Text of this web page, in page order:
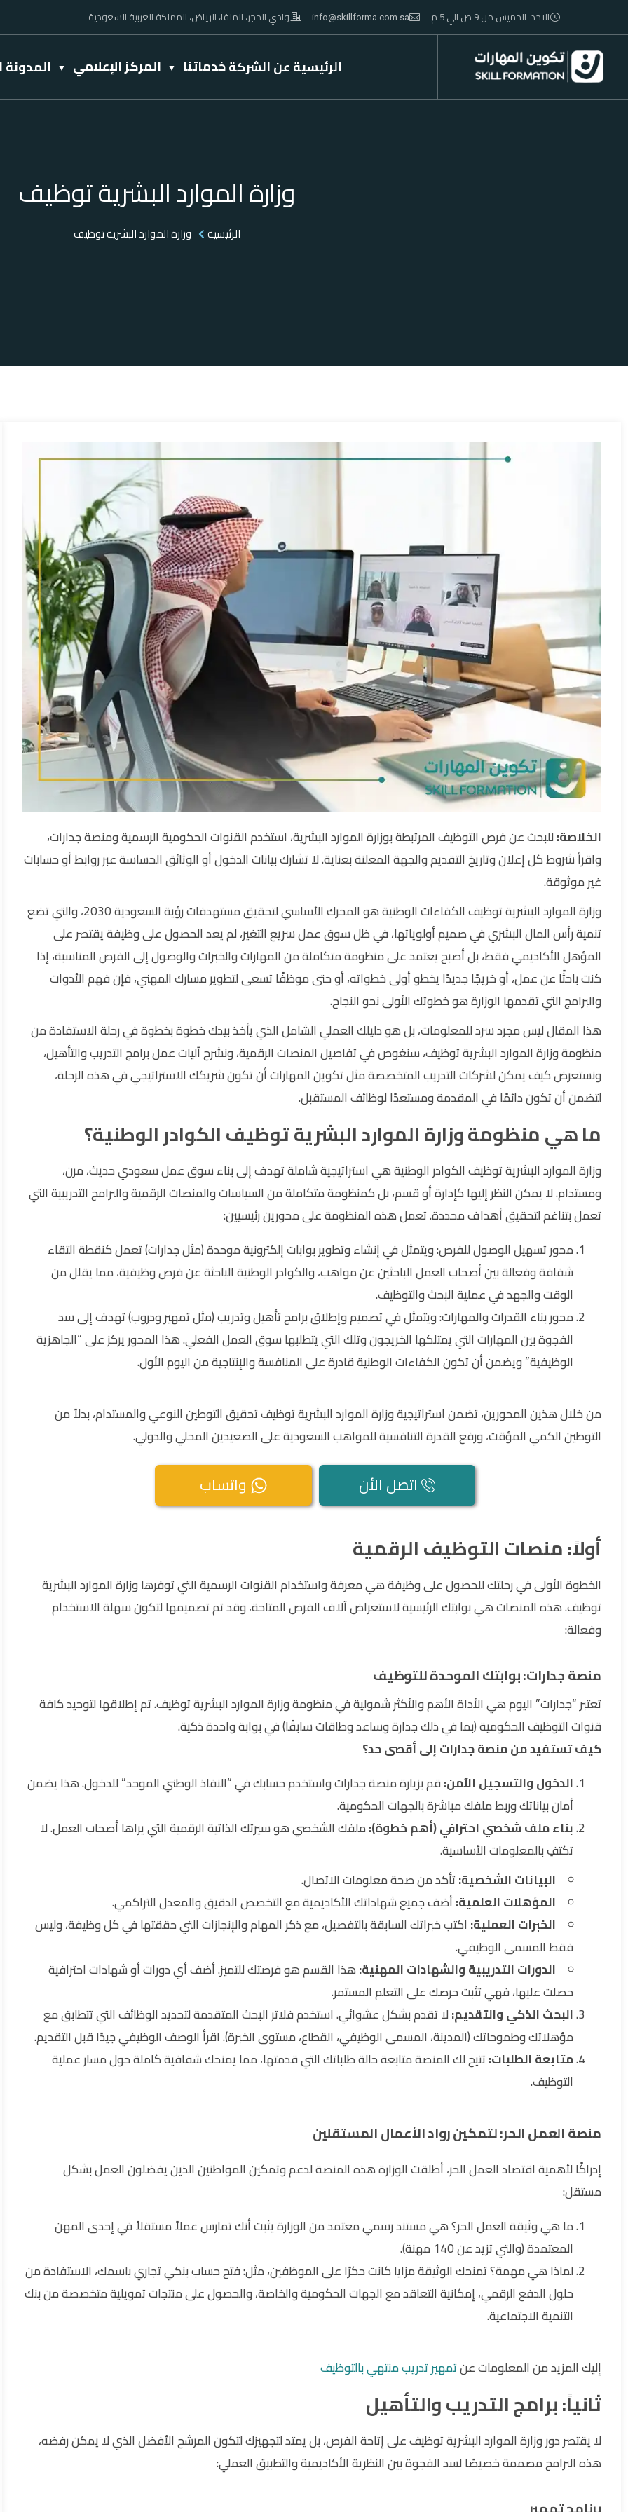
الاحد-الخميس من 9 ص الي 5 م info@skillforma.com.sa وادي الحجر، الملقا، الرياض، المملكة العربية السعودية
الرئيسيةعن الشركةخدماتنا المركز الإعلامي المدونة
وزارة الموارد البشرية توظيف
الرئيسية وزارة الموارد البشرية توظيف
الخلاصة:للبحث عن فرص التوظيف المرتبطة بوزارة الموارد البشرية، استخدم القنوات الحكومية الرسمية ومنصة جدارات،
واقرأ شروط كل إعلان وتاريخ التقديم والجهة المعلنة بعناية. لا تشارك بيانات الدخول أو الوثائق الحساسة عبر روابط أو حسابات
غير موثوقة.
وزارة الموارد البشرية توظيف الكفاءات الوطنية هو المحرك الأساسي لتحقيق مستهدفات رؤية السعودية 2030، والتي تضع
تنمية رأس المال البشري في صميم أولوياتها، في ظل سوق عمل سريع التغير، لم يعد الحصول على وظيفة يقتصر على
المؤهل الأكاديمي فقط، بل أصبح يعتمد على منظومة متكاملة من المهارات والخبرات والوصول إلى الفرص المناسبة، إذا
كنت باحثًا عن عمل، أو خريجًا جديدًا يخطو أولى خطواته، أو حتى موظفًا تسعى لتطوير مسارك المهني، فإن فهم الأدوات
والبرامج التي تقدمها الوزارة هو خطوتك الأولى نحو النجاح.
هذا المقال ليس مجرد سرد للمعلومات، بل هو دليلك العملي الشامل الذي يأخذ بيدك خطوة بخطوة في رحلة الاستفادة من
منظومة وزارة الموارد البشرية توظيف، سنغوص في تفاصيل المنصات الرقمية، ونشرح آليات عمل برامج التدريب والتأهيل،
ونستعرض كيف يمكن لشركات التدريب المتخصصة مثل تكوين المهارات أن تكون شريكك الاستراتيجي في هذه الرحلة،
لتضمن أن تكون دائمًا في المقدمة ومستعدًا لوظائف المستقبل.
ما هي منظومة وزارة الموارد البشرية توظيف الكوادر الوطنية؟
وزارة الموارد البشرية توظيف الكوادر الوطنية هي استراتيجية شاملة تهدف إلى بناء سوق عمل سعودي حديث، مرن،
ومستدام. لا يمكن النظر إليها كإدارة أو قسم، بل كمنظومة متكاملة من السياسات والمنصات الرقمية والبرامج التدريبية التي
تعمل بتناغم لتحقيق أهداف محددة. تعمل هذه المنظومة على محورين رئيسيين:
محور تسهيل الوصول للفرص: ويتمثل في إنشاء وتطوير بوابات إلكترونية موحدة (مثل جدارات) تعمل كنقطة التقاء
شفافة وفعالة بين أصحاب العمل الباحثين عن مواهب، والكوادر الوطنية الباحثة عن فرص وظيفية، مما يقلل من
الوقت والجهد في عملية البحث والتوظيف.
محور بناء القدرات والمهارات: ويتمثل في تصميم وإطلاق برامج تأهيل وتدريب (مثل تمهير ودروب) تهدف إلى سد
الفجوة بين المهارات التي يمتلكها الخريجون وتلك التي يتطلبها سوق العمل الفعلي. هذا المحور يركز على “الجاهزية
الوظيفية” ويضمن أن تكون الكفاءات الوطنية قادرة على المنافسة والإنتاجية من اليوم الأول.
من خلال هذين المحورين، تضمن استراتيجية وزارة الموارد البشرية توظيف تحقيق التوطين النوعي والمستدام، بدلاً من
التوطين الكمي المؤقت، ورفع القدرة التنافسية للمواهب السعودية على الصعيدين المحلي والدولي.
اتصل الأن واتساب
أولاً: منصات التوظيف الرقمية
الخطوة الأولى في رحلتك للحصول على وظيفة هي معرفة واستخدام القنوات الرسمية التي توفرها وزارة الموارد البشرية
توظيف. هذه المنصات هي بوابتك الرئيسية لاستعراض آلاف الفرص المتاحة، وقد تم تصميمها لتكون سهلة الاستخدام
وفعالة:
منصة جدارات: بوابتك الموحدة للتوظيف
تعتبر “جدارات” اليوم هي الأداة الأهم والأكثر شمولية في منظومة وزارة الموارد البشرية توظيف. تم إطلاقها لتوحيد كافة
قنوات التوظيف الحكومية (بما في ذلك جدارة وساعد وطاقات سابقًا) في بوابة واحدة ذكية.
كيف تستفيد من منصة جدارات إلى أقصى حد؟
الدخول والتسجيل الآمن:قم بزيارة منصة جدارات واستخدم حسابك في “النفاذ الوطني الموحد” للدخول. هذا يضمن
أمان بياناتك وربط ملفك مباشرة بالجهات الحكومية.
بناء ملف شخصي احترافي (أهم خطوة):ملفك الشخصي هو سيرتك الذاتية الرقمية التي يراها أصحاب العمل. لا
تكتفِ بالمعلومات الأساسية.
البيانات الشخصية:تأكد من صحة معلومات الاتصال.
المؤهلات العلمية:أضف جميع شهاداتك الأكاديمية مع التخصص الدقيق والمعدل التراكمي.
الخبرات العملية: اكتب خبراتك السابقة بالتفصيل، مع ذكر المهام والإنجازات التي حققتها في كل وظيفة، وليس
فقط المسمى الوظيفي.
الدورات التدريبية والشهادات المهنية:هذا القسم هو فرصتك للتميز. أضف أي دورات أو شهادات احترافية
حصلت عليها، فهي تثبت حرصك على التعلم المستمر.
البحث الذكي والتقديم:لا تقدم بشكل عشوائي. استخدم فلاتر البحث المتقدمة لتحديد الوظائف التي تتطابق مع
مؤهلاتك وطموحاتك (المدينة، المسمى الوظيفي، القطاع، مستوى الخبرة). اقرأ الوصف الوظيفي جيدًا قبل التقديم.
متابعة الطلبات:تتيح لك المنصة متابعة حالة طلباتك التي قدمتها، مما يمنحك شفافية كاملة حول مسار عملية
التوظيف.
منصة العمل الحر: لتمكين رواد الأعمال المستقلين
إدراكًا لأهمية اقتصاد العمل الحر، أطلقت الوزارة هذه المنصة لدعم وتمكين المواطنين الذين يفضلون العمل بشكل
مستقل:
ما هي وثيقة العمل الحر؟ هي مستند رسمي معتمد من الوزارة يثبت أنك تمارس عملاً مستقلاً في إحدى المهن
المعتمدة (والتي تزيد عن 140 مهنة).
لماذا هي مهمة؟ تمنحك الوثيقة مزايا كانت حكرًا على الموظفين، مثل: فتح حساب بنكي تجاري باسمك، الاستفادة من
حلول الدفع الرقمي، إمكانية التعاقد مع الجهات الحكومية والخاصة، والحصول على منتجات تمويلية متخصصة من بنك
التنمية الاجتماعية.
إليك المزيد من المعلومات عنتمهير تدريب منتهي بالتوظيف
ثانياً: برامج التدريب والتأهيل
لا يقتصر دور وزارة الموارد البشرية توظيف على إتاحة الفرص، بل يمتد لتجهيزك لتكون المرشح الأفضل الذي لا يمكن رفضه،
هذه البرامج مصممة خصيصًا لسد الفجوة بين النظرية الأكاديمية والتطبيق العملي: